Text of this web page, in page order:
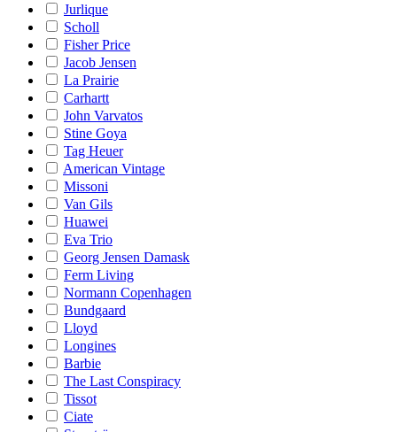
Jurlique
Scholl
Fisher Price
Jacob Jensen
La Prairie
Carhartt
John Varvatos
Stine Goya
Tag Heuer
American Vintage
Missoni
Van Gils
Huawei
Eva Trio
Georg Jensen Damask
Ferm Living
Normann Copenhagen
Bundgaard
Lloyd
Longines
Barbie
The Last Conspiracy
Tissot
Ciate